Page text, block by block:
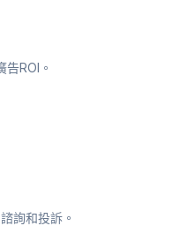
ROI。
詢和投訴。